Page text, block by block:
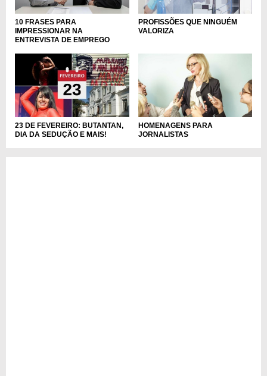
10 FRASES PARA
IMPRESSIONAR NA
ENTREVISTA DE EMPREGO
PROFISSÕES QUE NINGUÉM
VALORIZA
23 DE FEVEREIRO: BUTANTAN,
DIA DA SEDUÇÃO E MAIS!
HOMENAGENS PARA
JORNALISTAS